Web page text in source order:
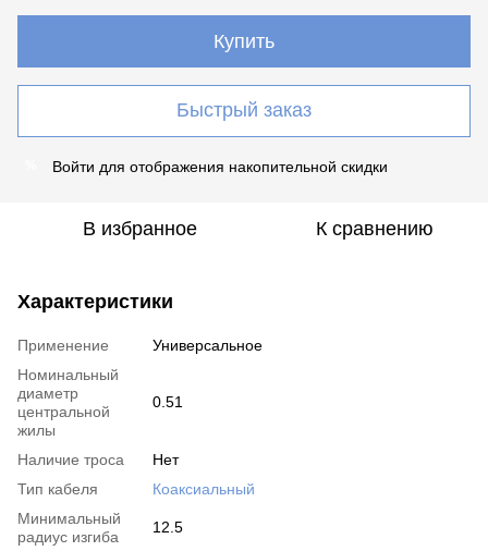
Купить
Быстрый заказ
Войти для отображения накопительной скидки
В избранное К сравнению
Характеристики
Применение
Универсальное
Номинальный
диаметр
центральной
жилы
0.51
Наличие троса
Нет
Тип кабеля
Коаксиальный
Минимальный
радиус изгиба
12.5